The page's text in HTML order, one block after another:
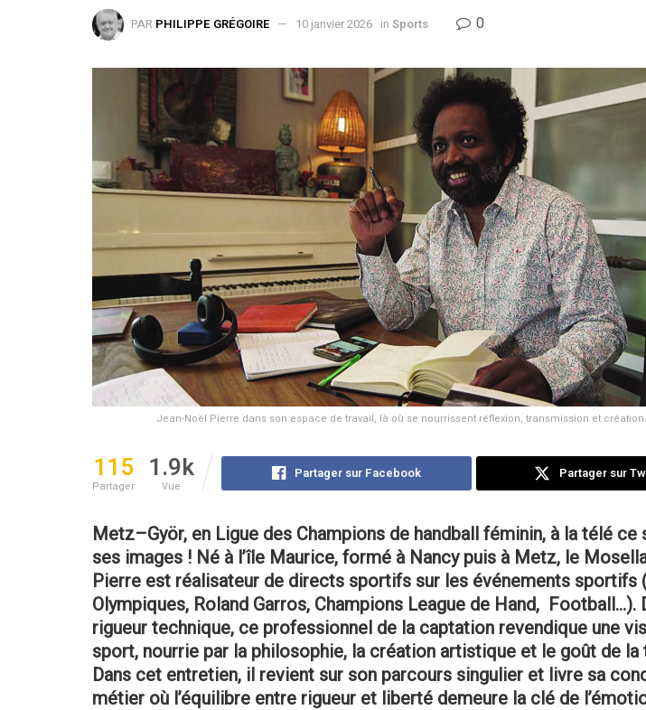
PAR PHILIPPE GRÉGOIRE 10 janvier 2026 in Sports 0
Jean-Noël Pierre dans son espace de travail, là où se nourrissent réflexion, transmission et
115
Partager
1.9k
Vue
Partager sur Facebook Partager sur
Metz–Györ, en Ligue des Champions de handball féminin, à la télé
ses images ! Né à l’île Maurice, formé à Nancy puis à Metz, le
Pierre est réalisateur de directs sportifs sur les événements sportifs
Olympiques, Roland Garros, Champions League de Hand, Football…).
rigueur technique, ce professionnel de la captation revendique une
sport, nourrie par la philosophie, la création artistique et le goût de la
Dans cet entretien, il revient sur son parcours singulier et livre sa
métier où l’équilibre entre rigueur et liberté demeure la clé de